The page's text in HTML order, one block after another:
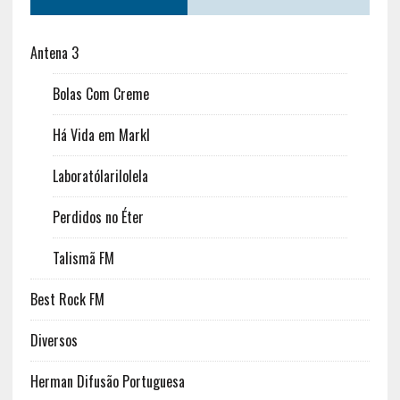
Antena 3
Bolas Com Creme
Há Vida em Markl
Laboratólarilolela
Perdidos no Éter
Talismã FM
Best Rock FM
Diversos
Herman Difusão Portuguesa